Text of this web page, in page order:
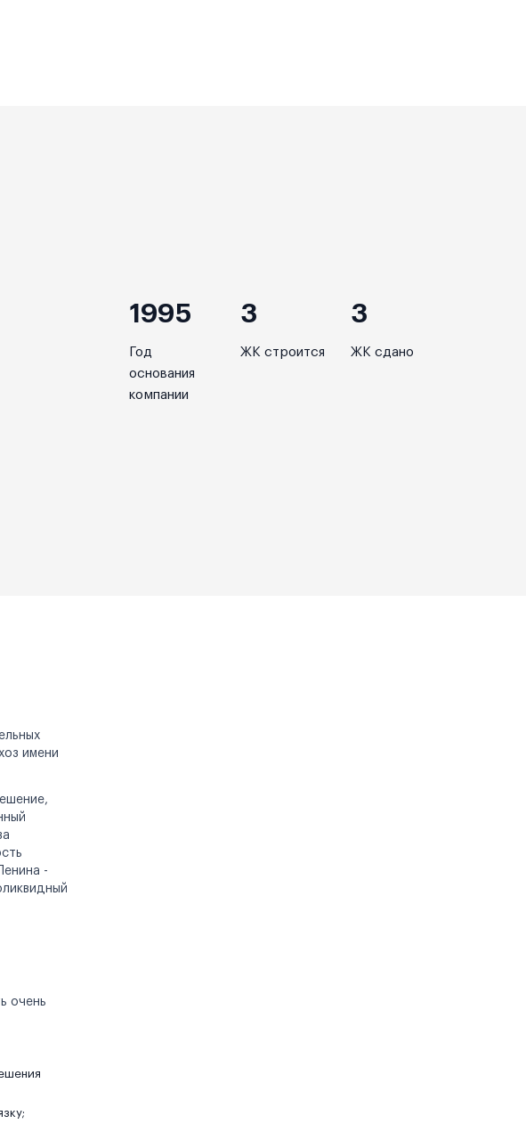
1995
Год
основания
компании
3
ЖК строится
3
ЖК сдано
имени
-
очень